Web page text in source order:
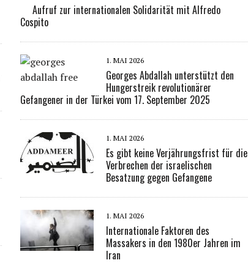
Aufruf zur internationalen Solidarität mit Alfredo
Cospito
1. MAI 2026
Georges Abdallah unterstützt den
Hungerstreik revolutionärer
Gefangener in der Türkei vom 17. September 2025
1. MAI 2026
Es gibt keine Verjährungsfrist für die
Verbrechen der israelischen
Besatzung gegen Gefangene
1. MAI 2026
Internationale Faktoren des
Massakers in den 1980er Jahren im
Iran